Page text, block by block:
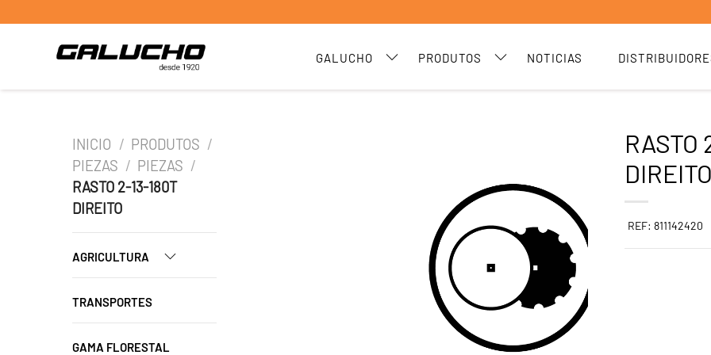
GALUCHO PRODUTOS NOTICIAS
INICIO / PRODUTOS /
PIEZAS / PIEZAS /
RASTO 2-13-180T
DIREITO
AGRICULTURA
TRANSPORTES
GAMA FLORESTAL
RASTO
DIREITO
REF: 811142420